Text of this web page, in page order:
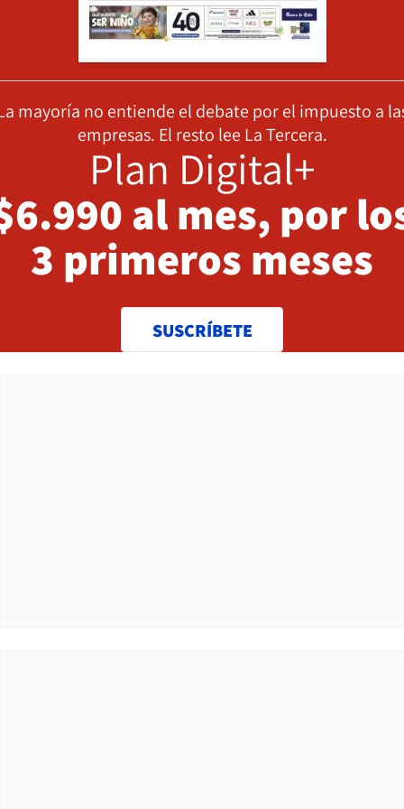
mayoría no entiende el debate por el impuesto a
empresas. El resto lee La Tercera.
Plan Digital+
al mes, por
3 primeros meses
SUSCRÍBETE